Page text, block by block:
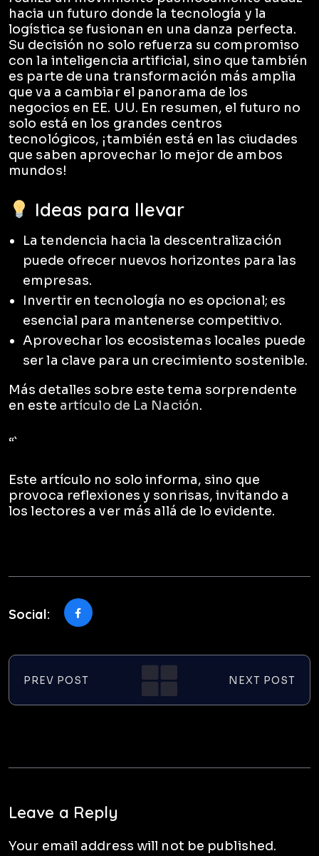
hacia un futuro donde la tecnología y la
logística se fusionan en una danza perfecta.
Su decisión no solo refuerza su compromiso
con la inteligencia artificial, sino que también
es parte de una transformación más amplia
que va a cambiar el panorama de los
negocios en EE. UU. En resumen, el futuro no
solo está en los grandes centros
tecnológicos, ¡también está en las ciudades
que saben aprovechar lo mejor de ambos
mundos!
Ideas para llevar
La tendencia hacia la descentralización
puede ofrecer nuevos horizontes para las
empresas.
Invertir en tecnología no es opcional; es
esencial para mantenerse competitivo.
Aprovechar los ecosistemas locales puede
ser la clave para un crecimiento sostenible.
Más detalles sobre este tema sorprendente
en este artículo de La Nación.
“`
Este artículo no solo informa, sino que
provoca reflexiones y sonrisas, invitando a
los lectores a ver más allá de lo evidente.
Social:
PREV POST NEXT POST
Leave a Reply
Your email address will not be published.